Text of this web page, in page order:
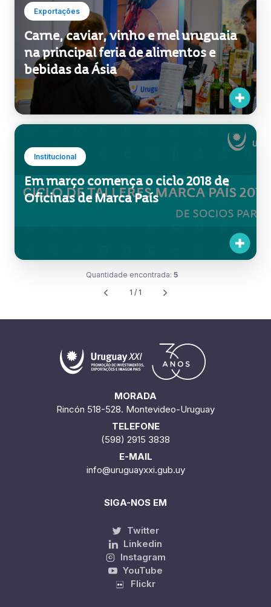
Exportações
Carne, caviar, vinho e mel uruguaia
na principal feria de alimentos e
bebidas da Ásia
Institucional
Em março comença o ciclo 2018 de
Oficinas de Marca País
Quantidade encontrada: 5
1 / 1
MORADA
Rincón 518-528. Montevideo-Uruguay
TELEFONE
(598) 2915 3838
E-MAIL
info@uruguayxxi.gub.uy
SIGA-NOS EM
Twitter
Linkedin
Instagram
YouTube
Flickr